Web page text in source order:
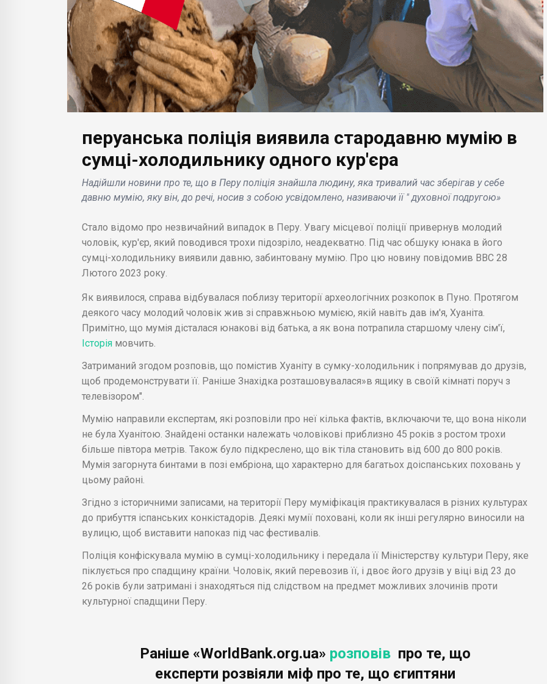
перуанська поліція виявила стародавню мумію в
сумці-холодильнику одного кур'єра
Надійшли новини про те, що в Перу поліція знайшла людину, яка тривалий час зберігав у себе
давню мумію, яку він, до речі, носив з собою усвідомлено, називаючи її " духовної подругою»
Стало відомо про незвичайний випадок в Перу. Увагу місцевої поліції привернув молодий
чоловік, кур'єр, який поводився трохи підозріло, неадекватно. Під час обшуку юнака в його
сумці-холодильнику виявили давню, забинтовану мумію. Про цю новину повідомив BBC 28
Лютого 2023 року.
Як виявилося, справа відбувалася поблизу території археологічних розкопок в Пуно. Протягом
деякого часу молодий чоловік жив зі справжньою мумією, якій навіть дав ім'я, Хуаніта.
Примітно, що мумія дісталася юнакові від батька, а як вона потрапила старшому члену сім'ї,
Історія мовчить.
Затриманий згодом розповів, що помістив Хуаніту в сумку-холодильник і попрямував до друзів,
щоб продемонструвати її. Раніше Знахідка розташовувалася»в ящику в своїй кімнаті поруч з
телевізором".
Мумію направили експертам, які розповіли про неї кілька фактів, включаючи те, що вона ніколи
не була Хуанітою. Знайдені останки належать чоловікові приблизно 45 років з ростом трохи
більше півтора метрів. Також було підкреслено, що вік тіла становить від 600 до 800 років.
Мумія загорнута бинтами в позі ембріона, що характерно для багатьох доіспанських поховань у
цьому районі.
Згідно з історичними записами, на території Перу муміфікація практикувалася в різних культурах
до прибуття іспанських конкістадорів. Деякі мумії поховані, коли як інші регулярно виносили на
вулицю, щоб виставити напоказ під час фестивалів.
Поліція конфіскувала мумію в сумці-холодильнику і передала її Міністерству культури Перу, яке
піклується про спадщину країни. Чоловік, який перевозив її, і двоє його друзів у віці від 23 до
26 років були затримані і знаходяться під слідством на предмет можливих злочинів проти
культурної спадщини Перу.
Раніше «WorldBank.org.ua» розповів про те, що
експерти розвіяли міф про те, що єгиптяни
БІЗНЕС НОВИНИ
Microsoft анонсує
темний режим для Paint
та інші оновлення
11 .
БІЗНЕС НОВИНИ
Вloomberg:
американська Exxon
нафтовий ринок .
БІЗНЕС НОВИНИ
виробництва бензинові
Charger і Challenger на
.